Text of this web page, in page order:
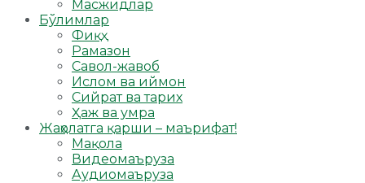
Масжидлар
Бўлимлар
Фиқҳ
Рамазон
Савол-жавоб
Ислом ва иймон
Сийрат ва тарих
Ҳаж ва умра
Жаҳолатга қарши – маърифат!
Мақола
Видеомаъруза
Аудиомаъруза